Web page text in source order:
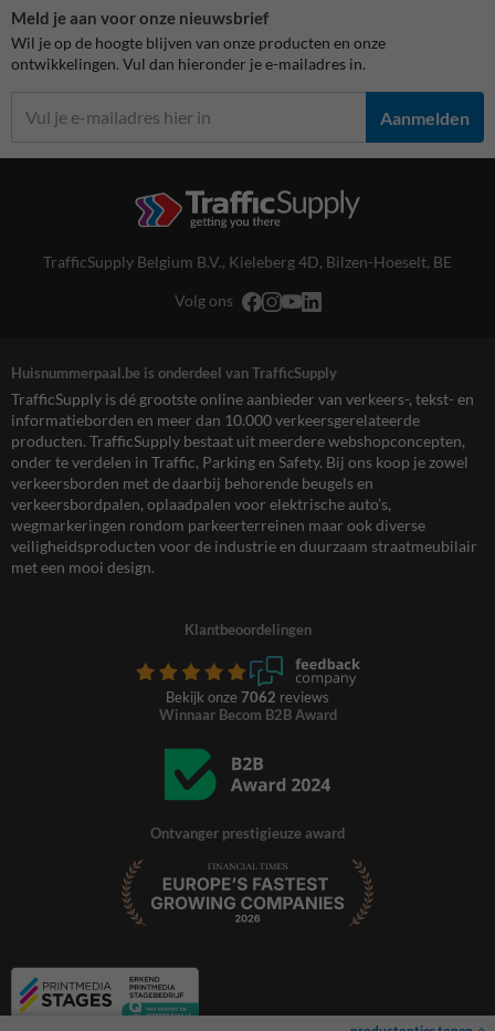
Meld je aan voor onze nieuwsbrief
Wil je op de hoogte blijven van onze producten en onze
ontwikkelingen. Vul dan hieronder je e-mailadres in.
Aanmelden
TrafficSupply Belgium B.V., Kieleberg 4D, Bilzen-Hoeselt, BE
Volg ons
Huisnummerpaal.be is onderdeel van TrafficSupply
TrafficSupply is dé grootste online aanbieder van verkeers-, tekst- en
informatieborden en meer dan 10.000 verkeersgerelateerde
producten. TrafficSupply bestaat uit meerdere webshopconcepten,
onder te verdelen in Traffic, Parking en Safety. Bij ons koop je zowel
verkeersborden met de daarbij behorende beugels en
verkeersbordpalen, oplaadpalen voor elektrische auto’s,
wegmarkeringen rondom parkeerterreinen maar ook diverse
veiligheidsproducten voor de industrie en duurzaam straatmeubilair
met een mooi design.
Klantbeoordelingen
Bekijk onze 7062 reviews
Winnaar Becom B2B Award
Ontvanger prestigieuze award